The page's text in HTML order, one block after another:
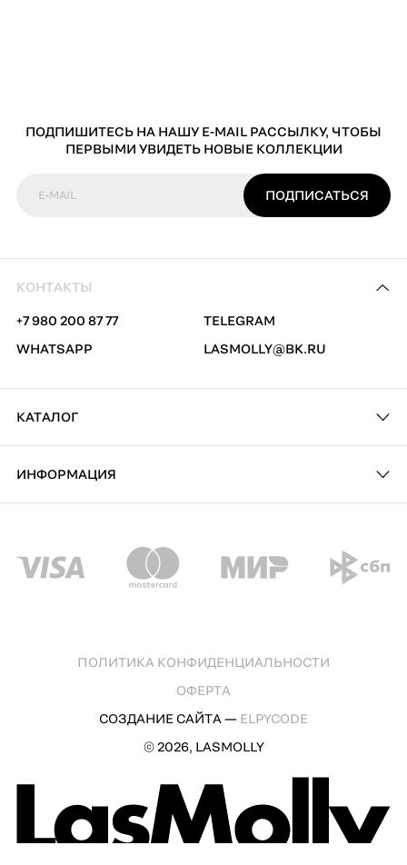
ПОДПИШИТЕСЬ НА НАШУ E-MAIL РАССЫЛКУ, ЧТОБЫ
ПЕРВЫМИ УВИДЕТЬ НОВЫЕ КОЛЛЕКЦИИ
E-MAIL ПОДПИСАТЬСЯ
КОНТАКТЫ
+7 980 200 87 77
TELEGRAM
WHATSAPP
LASMOLLY@BK.RU
КАТАЛОГ
ИНФОРМАЦИЯ
© 2026, LASMOLLY
ПОЛИТИКА КОНФИДЕНЦИАЛЬНОСТИ
ОФЕРТА
СОЗДАНИЕ САЙТА — ELPYCODE